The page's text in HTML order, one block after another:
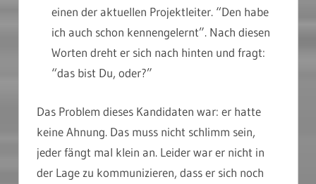
einen der aktuellen Projektleiter. “Den habe
ich auch schon kennengelernt”. Nach diesen
Worten dreht er sich nach hinten und fragt:
“das bist Du, oder?”
Das Problem dieses Kandidaten war: er hatte
keine Ahnung. Das muss nicht schlimm sein,
jeder fängt mal klein an. Leider war er nicht in
der Lage zu kommunizieren, dass er sich noch